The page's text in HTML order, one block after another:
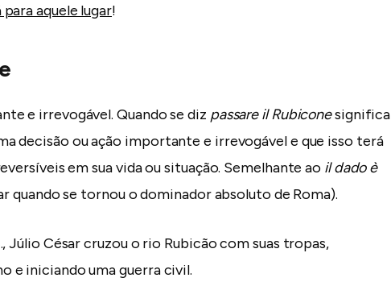
para aquele lugar!
e irrevogável. Quando se diz passare il Rubiconesignifica
decisão ou ação importante e irrevogável e que isso terá
em sua vida ou situação. Semelhante ao il dado è
quando se tornou o dominador absoluto de Roma).
Júlio César cruzou o rio Rubicão com suas tropas,
e iniciando uma guerra civil.